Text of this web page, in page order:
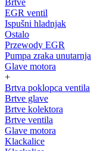
Brtve
EGR ventil
Ispušni hladnjak
Ostalo
Przewody EGR
Pumpa zraka unutarnja
Glave motora
+
Brtva poklopca ventila
Brtve glave
Brtve kolektora
Brtve ventila
Glave motora
Klackalice